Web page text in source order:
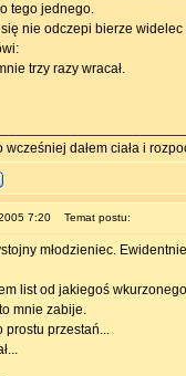
tego jednego.
nie odczepi bierze
trzy razy wracał.
dałem ciała i
7:20 Temat postu:
młodzieniec.
list od jakiegoś
mnie zabije.
prostu przestań...